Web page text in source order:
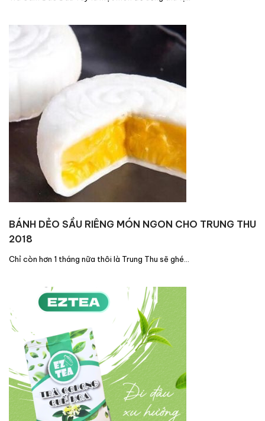
BÁNH DẺO SẦU RIÊNG MÓN NGON CHO TRUNG THU
2018
Chỉ còn hơn 1 tháng nữa thôi là Trung Thu sẽ ghé…